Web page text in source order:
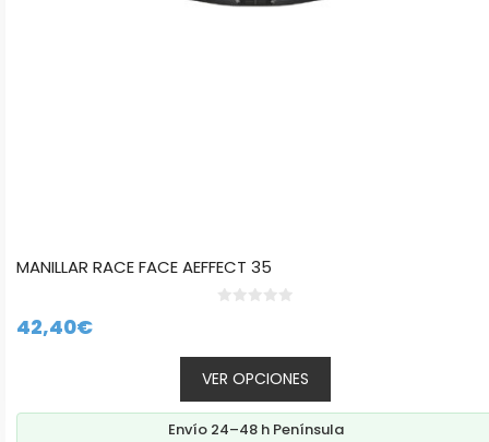
MANILLAR RACE FACE AEFFECT 35
5
42,40€
VER OPCIONES
Envío 24–48 h Península